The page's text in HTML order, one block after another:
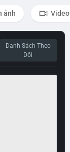
ảnh Video
Danh Sách Theo
Dõi